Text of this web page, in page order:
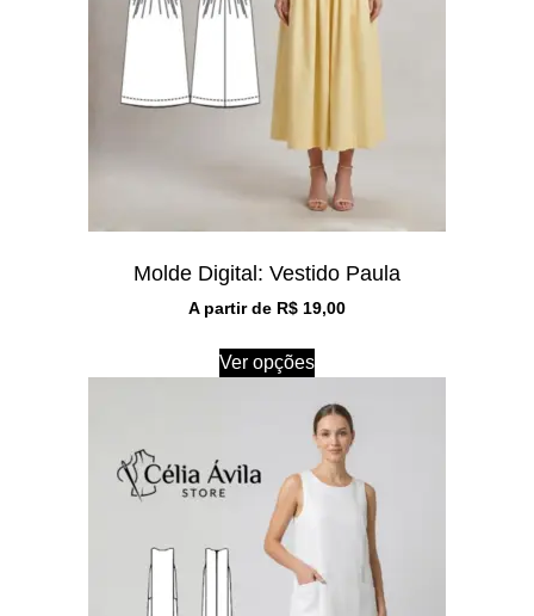
Molde Digital: Vestido Paula
A partir de R$ 19,00
Ver opções